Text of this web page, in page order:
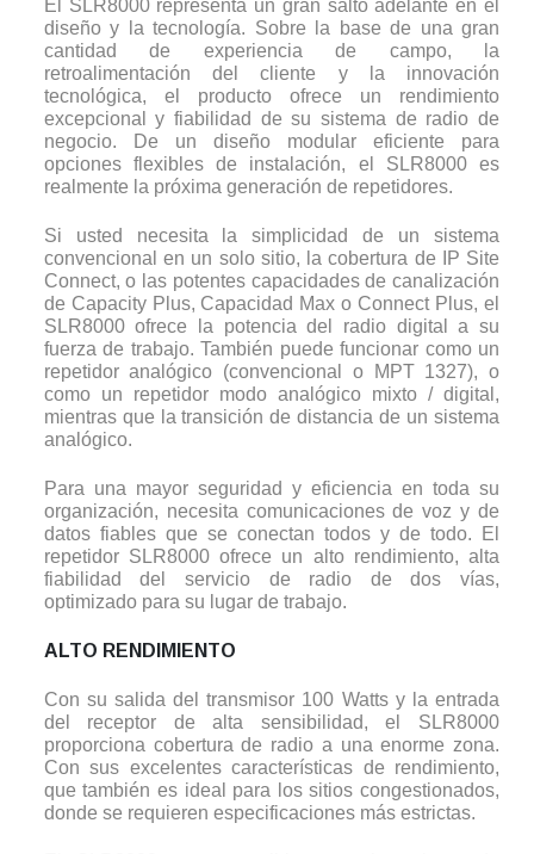
El SLR8000 representa un gran salto adelante en el
diseño y la tecnología. Sobre la base de una gran
cantidad de experiencia de campo, la
retroalimentación del cliente y la innovación
tecnológica, el producto ofrece un rendimiento
excepcional y fiabilidad de su sistema de radio de
negocio. De un diseño modular eficiente para
opciones flexibles de instalación, el SLR8000 es
realmente la próxima generación de repetidores.
Si usted necesita la simplicidad de un sistema
convencional en un solo sitio, la cobertura de IP Site
Connect, o las potentes capacidades de canalización
de Capacity Plus, Capacidad Max o Connect Plus, el
SLR8000 ofrece la potencia del radio digital a su
fuerza de trabajo. También puede funcionar como un
repetidor analógico (convencional o MPT 1327), o
como un repetidor modo analógico mixto / digital,
mientras que la transición de distancia de un sistema
analógico.
Para una mayor seguridad y eficiencia en toda su
organización, necesita comunicaciones de voz y de
datos fiables que se conectan todos y de todo. El
repetidor SLR8000 ofrece un alto rendimiento, alta
fiabilidad del servicio de radio de dos vías,
optimizado para su lugar de trabajo.
ALTO RENDIMIENTO
Con su salida del transmisor 100 Watts y la entrada
del receptor de alta sensibilidad, el SLR8000
proporciona cobertura de radio a una enorme zona.
Con sus excelentes características de rendimiento,
que también es ideal para los sitios congestionados,
donde se requieren especificaciones más estrictas.